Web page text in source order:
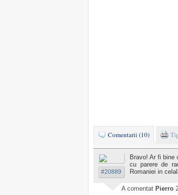
Comentarii (10)
#20889
Bravo! Ar fi bine
cu parere de
Romaniei in
A comentat Pierro